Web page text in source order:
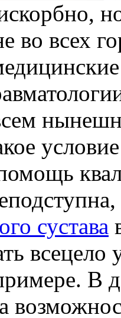
во всех
сустава
всецело
В